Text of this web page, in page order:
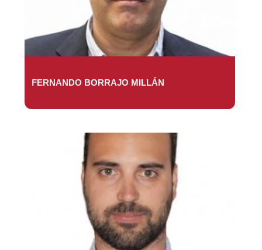
FERNANDO BORRAJO MILLÁN